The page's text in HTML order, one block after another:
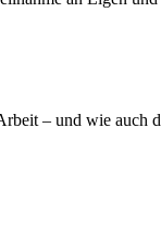
– und wie auch